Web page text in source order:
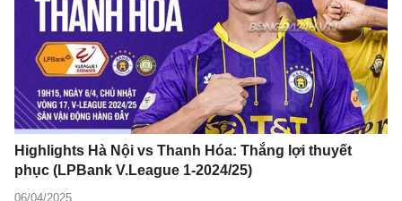
Highlights Hà Nội vs Thanh Hóa: Thắng lợi thuyết
phục (LPBank V.League 1-2024/25)
06/04/2025